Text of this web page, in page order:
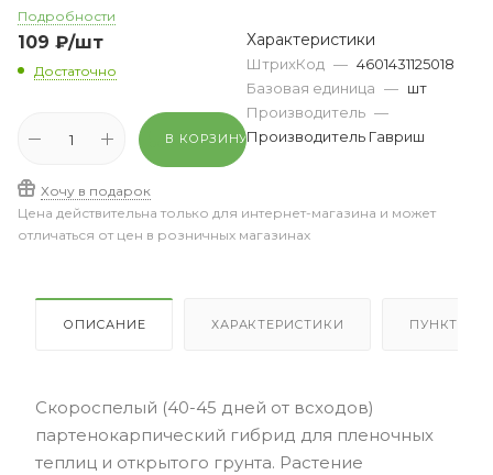
Подробности
109 ₽/шт
Достаточно
В КОРЗИНУ
Хочу в подарок
Характеристики
ШтрихКод — 4601431125018
Базовая единица — шт
Производитель —
Производитель Гавриш
Цена действительна только для интернет-магазина и может
отличаться от цен в розничных магазинах
ОПИСАНИЕ ХАРАКТЕРИСТИКИ ПУНКТЫ
Скороспелый (40-45 дней от всходов)
партенокарпический гибрид для пленочных
теплиц и открытого грунта. Растение